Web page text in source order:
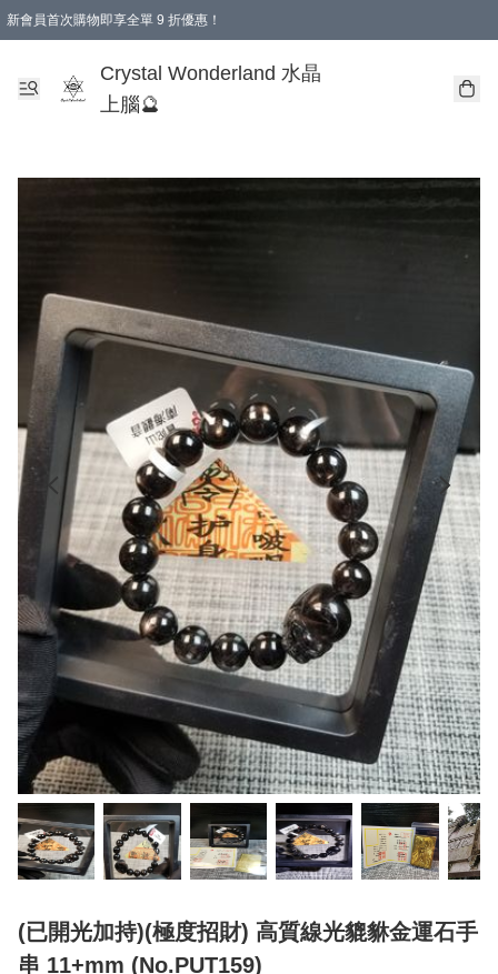
新會員首次購物即享全單 9 折優惠！
Crystal Wonderland 水晶
上腦🔮
(已開光加持)(極度招財) 高質線光貔貅金運石手
串 11+mm (No.PUT159)